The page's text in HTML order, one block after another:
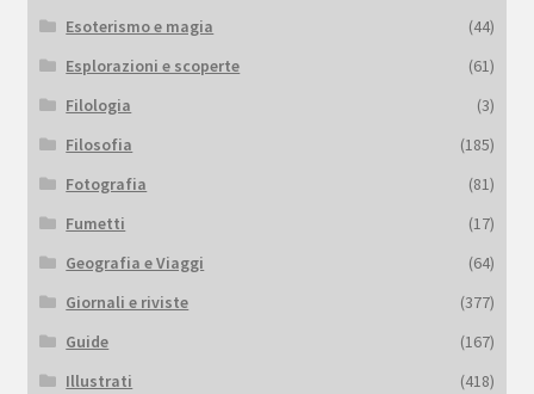
Esoterismo e magia
(44)
Esplorazioni e scoperte
(61)
Filologia
(3)
Filosofia
(185)
Fotografia
(81)
Fumetti
(17)
Geografia e Viaggi
(64)
Giornali e riviste
(377)
Guide
(167)
Illustrati
(418)